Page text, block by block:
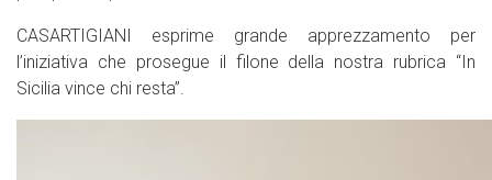
CASARTIGIANI esprime grande apprezzamento per
l’iniziativa che prosegue il filone della nostra rubrica “In
Sicilia vince chi resta”.